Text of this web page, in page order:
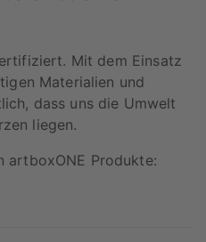
Mit dem Einsatz
Materialien und
dass uns die Umwelt
liegen.
artboxONE Produkte: